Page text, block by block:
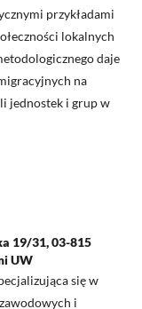
przykładami
lokalnych
daje
na
jednostek i grup w
19/31, 03-815
UW
się w
i